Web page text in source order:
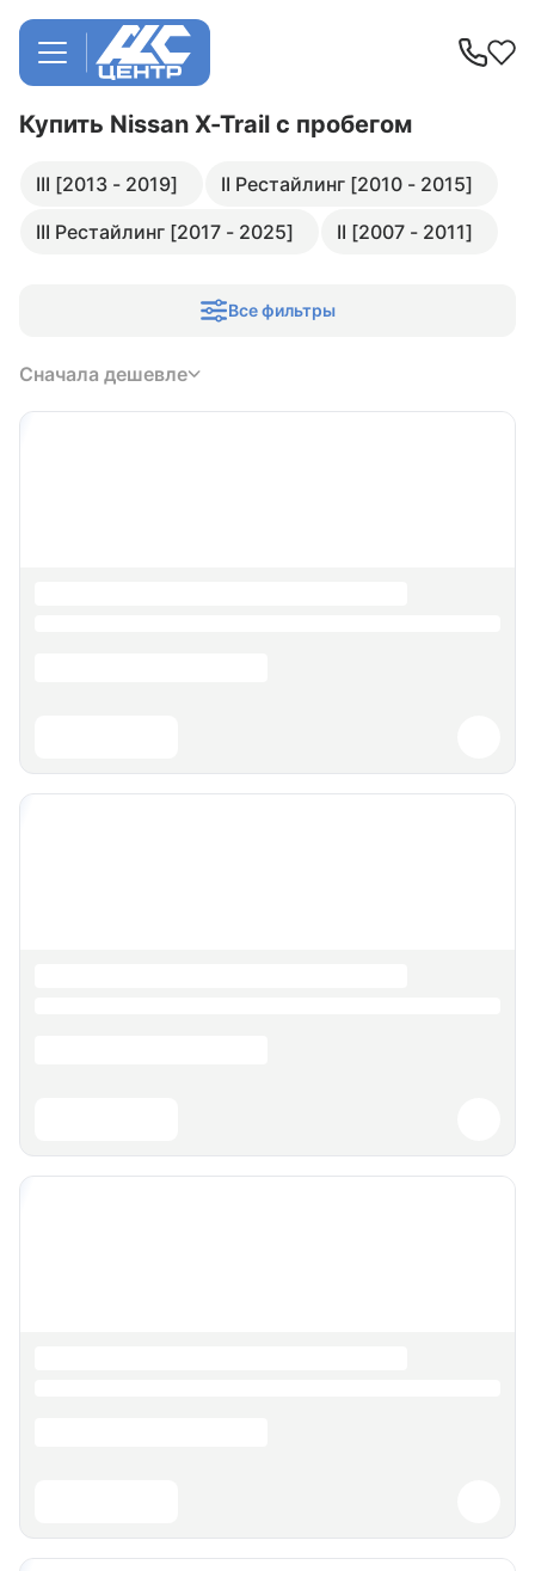
Купить Nissan X-Trail с пробегом
III [2013 - 2019]
II Рестайлинг [2010 - 2015]
III Рестайлинг [2017 - 2025]
II [2007 - 2011]
Все фильтры
Сначала дешевле